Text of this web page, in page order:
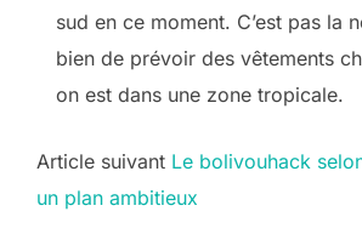
sud en ce moment. C’est pas la
bien de prévoir des vêtements
on est dans une zone tropicale.
Post
navigation
Article suivant Le bolivouhack
un plan ambitieux